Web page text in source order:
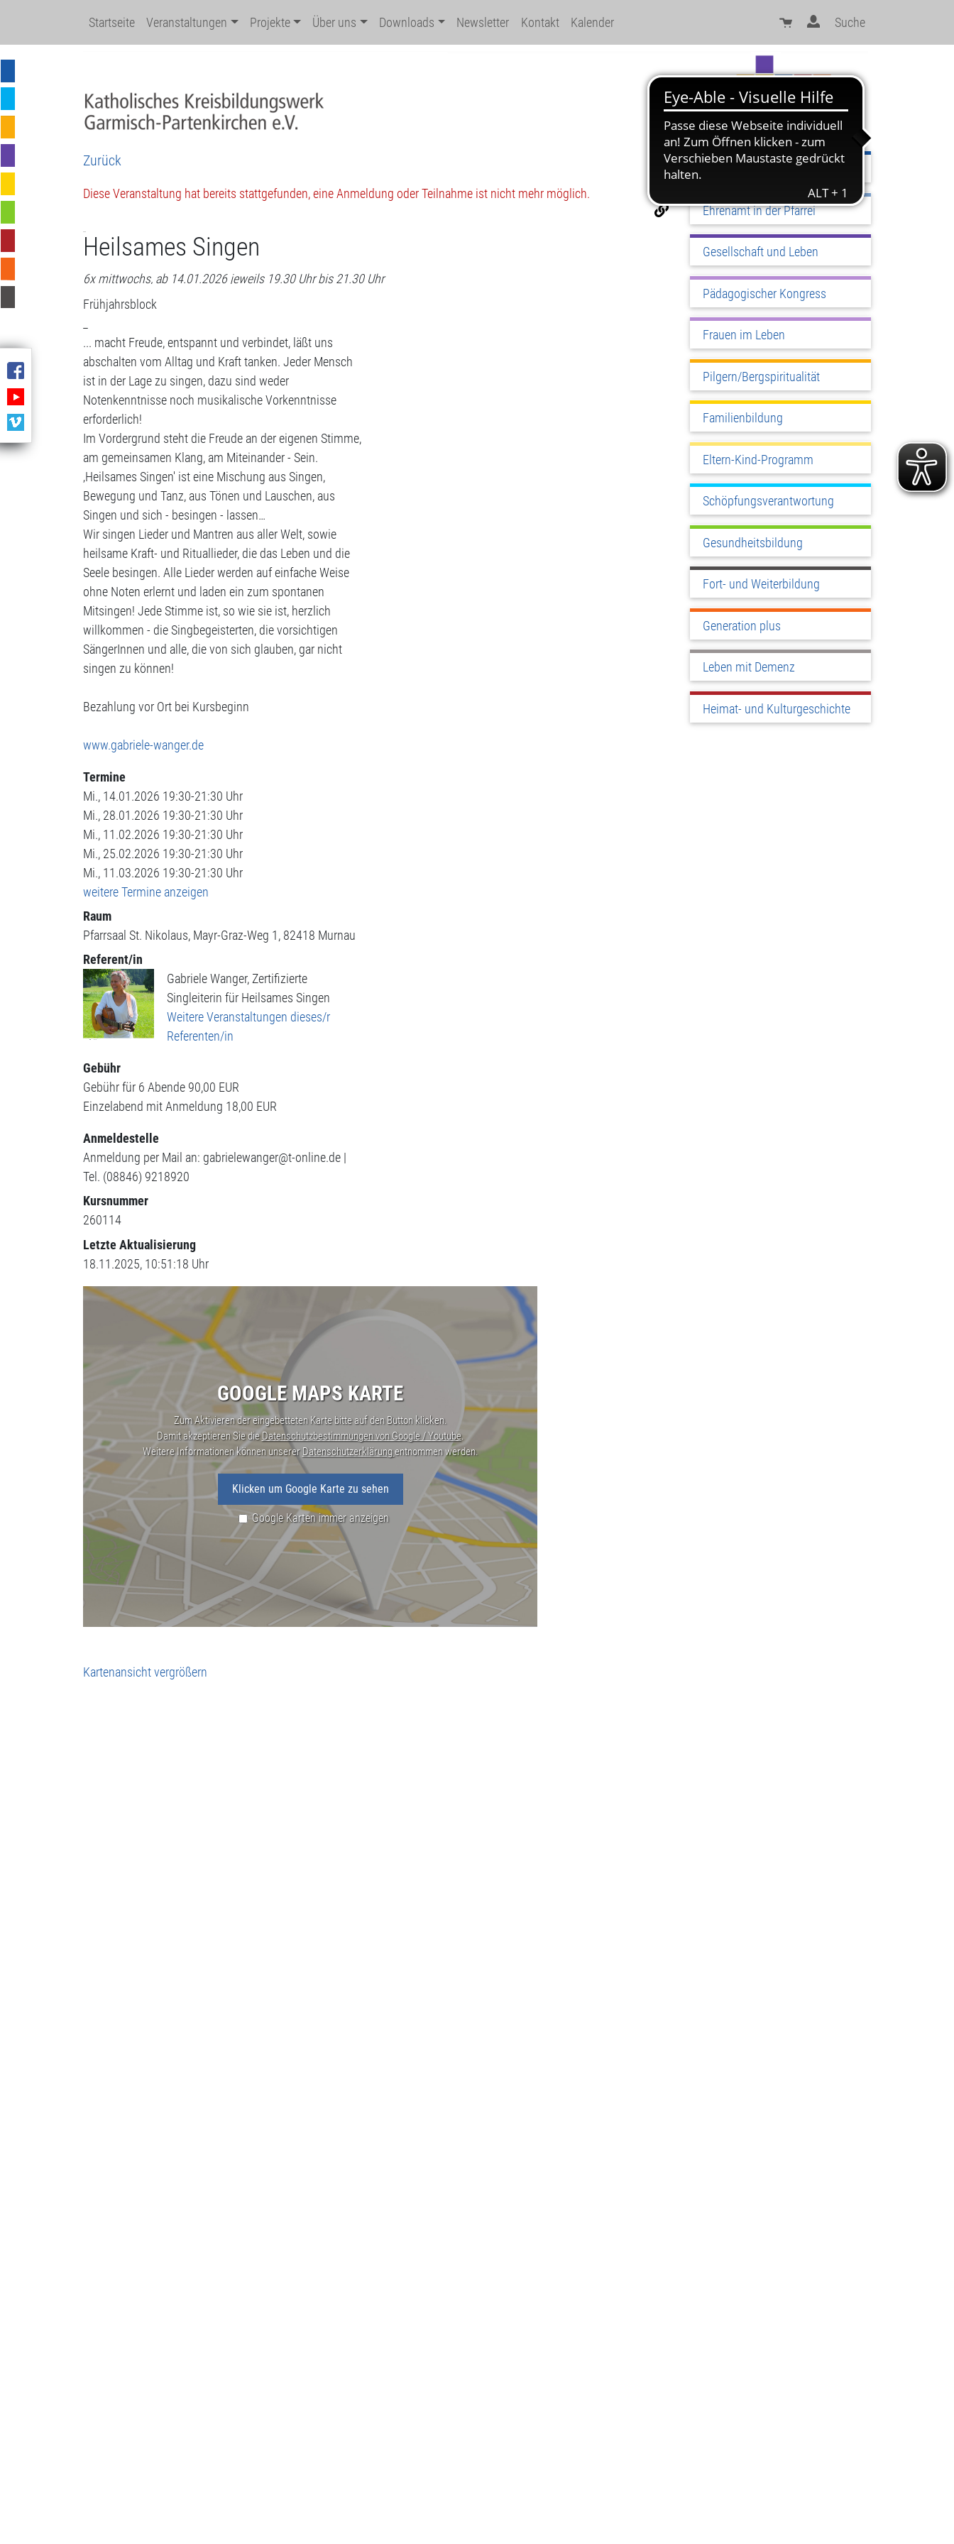
Startseite Veranstaltungen Projekte Über uns Downloads Newsletter Kontakt Kalender Suche
Zurück
Diese Veranstaltung hat bereits stattgefunden, eine Anmeldung oder Teilnahme ist nicht mehr möglich.
Heilsames Singen
6x mittwochs, ab 14.01.2026 jeweils 19.30 Uhr bis 21.30 Uhr
Frühjahrsblock
... macht Freude, entspannt und verbindet, läßt uns
abschalten vom Alltag und Kraft tanken. Jeder Mensch
ist in der Lage zu singen, dazu sind weder
Notenkenntnisse noch musikalische Vorkenntnisse
erforderlich!
Im Vordergrund steht die Freude an der eigenen Stimme,
am gemeinsamen Klang, am Miteinander - Sein.
‚Heilsames Singen' ist eine Mischung aus Singen,
Bewegung und Tanz, aus Tönen und Lauschen, aus
Singen und sich - besingen - lassen…
Wir singen Lieder und Mantren aus aller Welt, sowie
heilsame Kraft- und Rituallieder, die das Leben und die
Seele besingen. Alle Lieder werden auf einfache Weise
ohne Noten erlernt und laden ein zum spontanen
Mitsingen! Jede Stimme ist, so wie sie ist, herzlich
willkommen - die Singbegeisterten, die vorsichtigen
SängerInnen und alle, die von sich glauben, gar nicht
singen zu können!
Bezahlung vor Ort bei Kursbeginn
www.gabriele-wanger.de
Termine
Mi., 14.01.2026 19:30-21:30 Uhr
Mi., 28.01.2026 19:30-21:30 Uhr
Mi., 11.02.2026 19:30-21:30 Uhr
Mi., 25.02.2026 19:30-21:30 Uhr
Mi., 11.03.2026 19:30-21:30 Uhr
weitere Termine anzeigen
Raum
Pfarrsaal St. Nikolaus Mayr-Graz-Weg 1 82418 Murnau
Referent/in
Gabriele Wanger, Zertifizierte
Singleiterin für Heilsames Singen
Weitere Veranstaltungen dieses/r
Referenten/in
Gebühr
Gebühr für 6 Abende 90,00 EUR
Einzelabend mit Anmeldung 18,00 EUR
Anmeldestelle
Anmeldung per Mail an: gabrielewanger@t-online.de |
Tel. (08846) 9218920
Kursnummer
260114
Letzte Aktualisierung
18.11.2025, 10:51:18 Uhr
GOOGLE MAPS KARTE
Zum Aktivieren der eingebetteten Karte bitte auf den Button klicken.
Damit akzeptieren Sie dieDatenschutzbestimmungen von Google / Youtube.
Weitere Informationen können unsererDatenschutzerklärungentnommen werden.
Klicken um Google Karte zu sehen
Google Karten immer anzeigen
Kartenansicht vergrößern
Sinn und Orientierung
Ehrenamt in der Pfarrei
Gesellschaft und Leben
Pädagogischer Kongress
Frauen im Leben
Pilgern/Bergspiritualität
Familienbildung
Eltern-Kind-Programm
Schöpfungsverantwortung
Gesundheitsbildung
Fort- und Weiterbildung
Generation plus
Leben mit Demenz
Heimat- und Kulturgeschichte